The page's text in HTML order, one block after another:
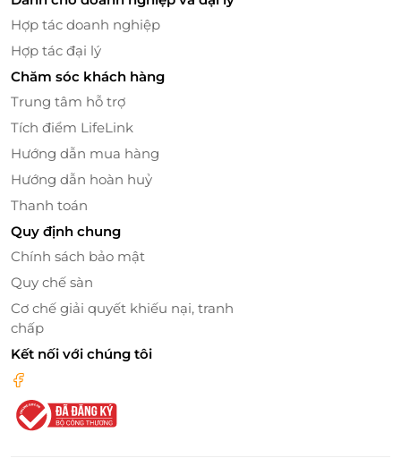
tử, chuyển khoản ngân hàng, giúp bạn tiết kiệm
thời gian và công sức.
Món quà ý nghĩa dành tặng cho người thân
Thẻ quà tặng Pizza 4P’s không chỉ đơn thuần là một
công cụ thanh toán, mà còn là món quà tuyệt vời
dành tặng cho bạn bè, người thân. Với thẻ quà tặng
này, bạn có thể tặng họ những bữa ăn ngon miệng
tại Pizza 4P’s – một trải nghiệm ẩm thực khó quên
Hợp tác doanh nghiệp
Hợp tác đại lý
Chăm sóc khách hàng
Trung tâm hỗ trợ
Tích điểm LifeLink
Hướng dẫn mua hàng
Hướng dẫn hoàn huỷ
Thanh toán
Quy định chung
Chính sách bảo mật
Quy chế sàn
Cơ chế giải quyết khiếu nại, tranh
chấp
Kết nối với chúng tôi